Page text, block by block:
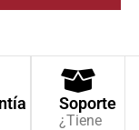
Soporte
¿Tiene